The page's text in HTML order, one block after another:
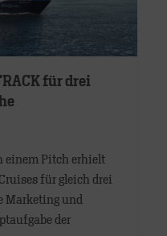
für drei
einem Pitch erhielt
für gleich drei
Marketing und
der